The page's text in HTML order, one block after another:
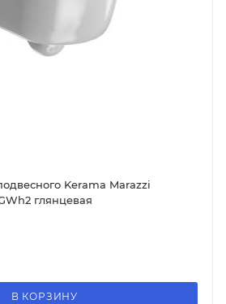
Kerama Marazzi
глянцевая
В КОРЗИНУ